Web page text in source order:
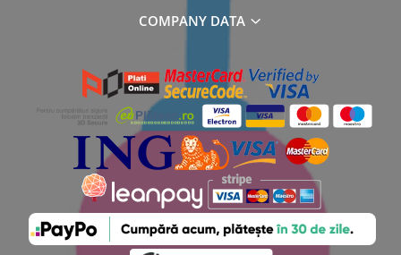
COMPANY DATA